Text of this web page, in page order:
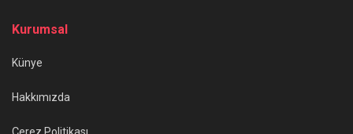
Kurumsal
Künye
Hakkımızda